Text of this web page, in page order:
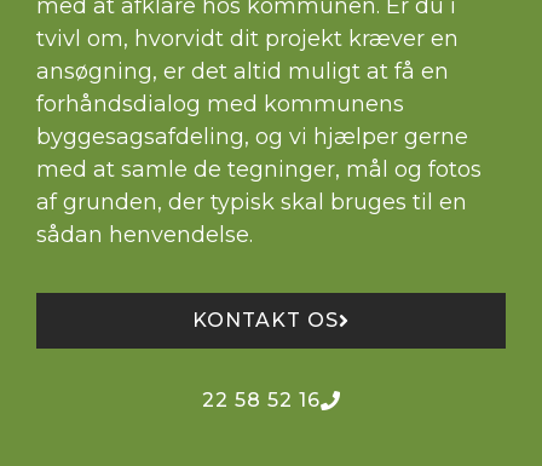
med at afklare hos kommunen. Er du i
tvivl om, hvorvidt dit projekt kræver en
ansøgning, er det altid muligt at få en
forhåndsdialog med kommunens
byggesagsafdeling, og vi hjælper gerne
med at samle de tegninger, mål og fotos
af grunden, der typisk skal bruges til en
sådan henvendelse.
KONTAKT OS
22 58 52 16